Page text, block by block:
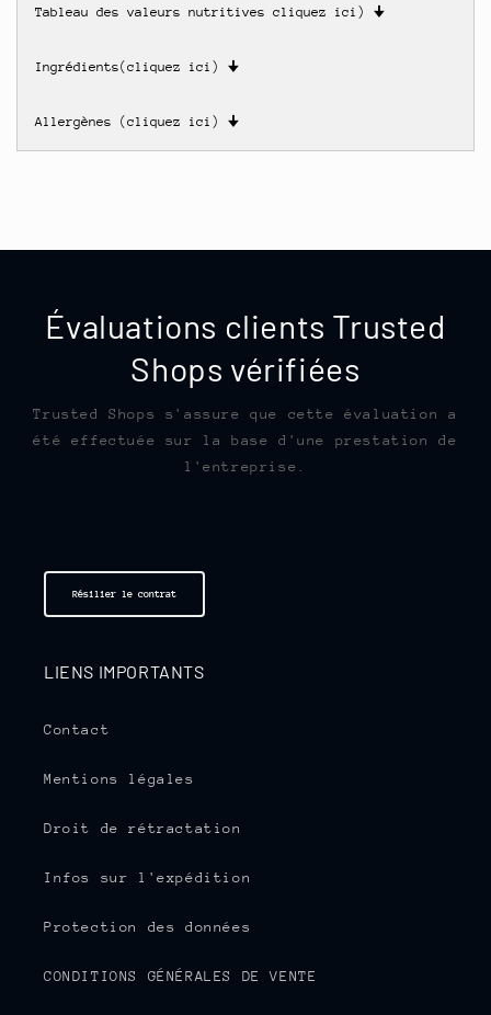
Tableau des valeurs nutritives cliquez ici) 🠋
Ingrédients(cliquez ici) 🠋
Allergènes (cliquez ici) 🠋
Évaluations clients Trusted
Shops vérifiées
Trusted Shops s'assure que cette évaluation a
été effectuée sur la base d'une prestation de
l'entreprise.
Résilier le contrat
LIENS IMPORTANTS
Contact
Mentions légales
Droit de rétractation
Infos sur l'expédition
Protection des données
CONDITIONS GÉNÉRALES DE VENTE